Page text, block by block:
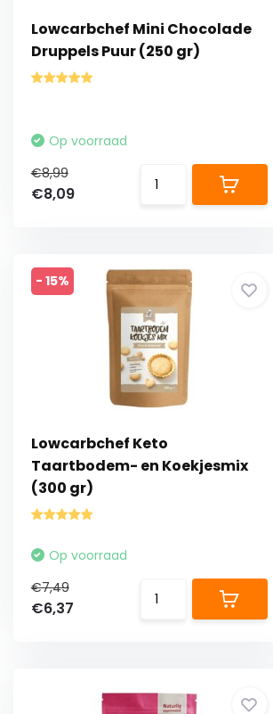
Lowcarbchef Mini Chocolade
Druppels Puur (250 gr)
Op voorraad
€8,99
€8,09
- 15%
Lowcarbchef Keto
Taartbodem- en Koekjesmix
(300 gr)
Op voorraad
€7,49
€6,37